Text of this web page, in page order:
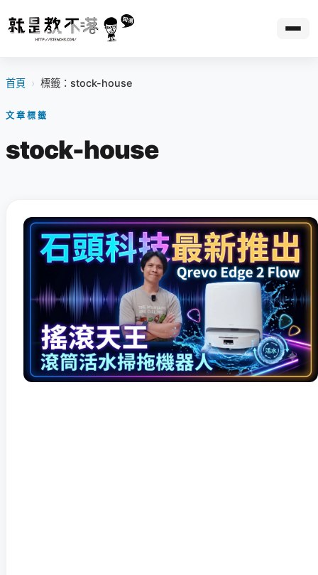
首頁 › 標籤：stock-house
文章標籤
stock-house